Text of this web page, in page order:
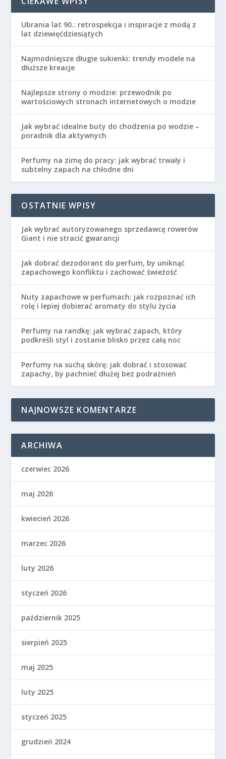
Ubrania lat 90.: retrospekcja i inspiracje z modą z
lat dziewięćdziesiątych
Najmodniejsze długie sukienki: trendy modele na
dłuższe kreacje
Najlepsze strony o modzie: przewodnik po
wartościowych stronach internetowych o modzie
Jak wybrać idealne buty do chodzenia po wodzie –
poradnik dla aktywnych
Perfumy na zimę do pracy: jak wybrać trwały i
subtelny zapach na chłodne dni
OSTATNIE WPISY
Jak wybrać autoryzowanego sprzedawcę rowerów
Giant i nie stracić gwarancji
Jak dobrać dezodorant do perfum, by uniknąć
zapachowego konfliktu i zachować świeżość
Nuty zapachowe w perfumach: jak rozpoznać ich
rolę i lepiej dobierać aromaty do stylu życia
Perfumy na randkę: jak wybrać zapach, który
podkreśli styl i zostanie blisko przez całą noc
Perfumy na suchą skórę: jak dobrać i stosować
zapachy, by pachnieć dłużej bez podrażnień
NAJNOWSZE KOMENTARZE
ARCHIWA
czerwiec 2026
maj 2026
kwiecień 2026
marzec 2026
luty 2026
styczeń 2026
październik 2025
sierpień 2025
maj 2025
luty 2025
styczeń 2025
grudzień 2024